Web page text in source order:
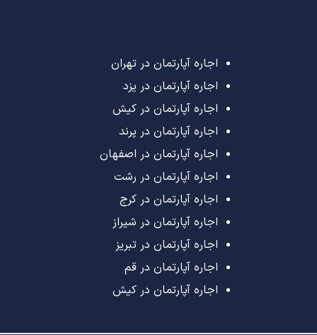
اجاره آپارتمان در تهران
اجاره آپارتمان در یزد
اجاره آپارتمان در کیش
اجاره آپارتمان در پرند
اجاره آپارتمان در اصفهان
اجاره آپارتمان در رشت
اجاره آپارتمان در کرج
اجاره آپارتمان در شیراز
اجاره آپارتمان در تبریز
اجاره آپارتمان در قم
اجاره آپارتمان در کیش